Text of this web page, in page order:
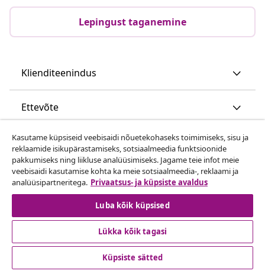
Lepingust taganemine
Klienditeenindus
Ettevõte
vidaXL
Vaata rohkem
© 2008-2026 vidaXL www.vidaxl.ee on vidaXL Marketplace
Kasutame küpsiseid veebisaidi nõuetekohaseks toimimiseks, sisu ja
reklaamide isikupärastamiseks, sotsiaalmeedia funktsioonide
pakkumiseks ning liikluse analüüsimiseks. Jagame teie infot meie
veebisaidi kasutamise kohta ka meie sotsiaalmeedia-, reklaami ja
analüüsipartneritega. Privaatsus- ja küpsiste avaldus
Luba kõik küpsised
Lükka kõik tagasi
Küpsiste sätted